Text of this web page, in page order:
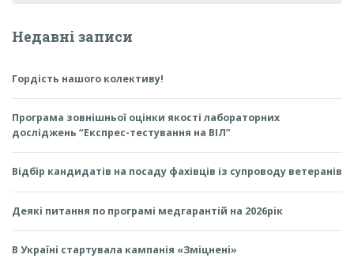
Недавні записи
Гордість нашого колективу!
Програма зовнішньої оцінки якості лабораторних
досліджень “Експрес-тестування на ВІЛ”
Відбір кандидатів на посаду фахівців із супроводу ветеранів
Деякі питання по програмі медгарантій на 2026рік
В Україні стартувала кампанія «Зміцнені»